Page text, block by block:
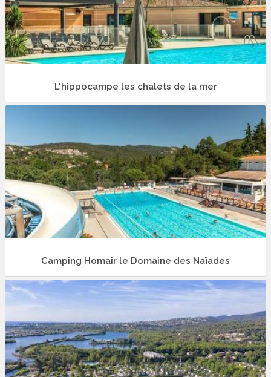
L'hippocampe les chalets de la mer
Camping Homair le Domaine des Naïades